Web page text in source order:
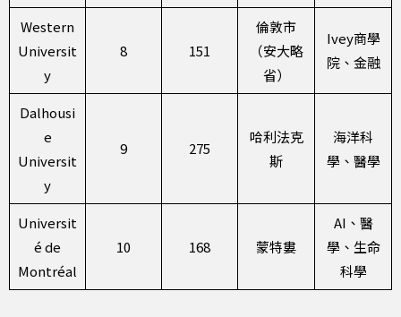
Western
Universit
y
8 151
倫敦市
（安大略
省）
Ivey商學
院、金融
Dalhousi
e
Universit
y
9 275
哈利法克
斯
海洋科
學、醫學
Universit
é de
Montréal
10 168 蒙特婁
AI、醫
學、生命
科學